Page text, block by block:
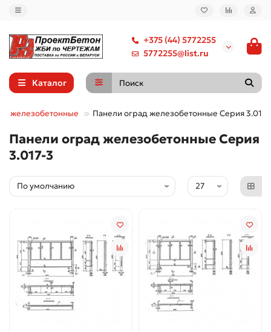
+375 (44) 5772255
5772255@list.ru
Каталог
железобетонные Панели оград железобетонные Серия 3.017-
Панели оград железобетонные Серия
3.017-3